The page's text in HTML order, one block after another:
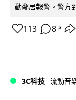
動鄰居報警。警方
113 8 ↗
3C科技 流動音